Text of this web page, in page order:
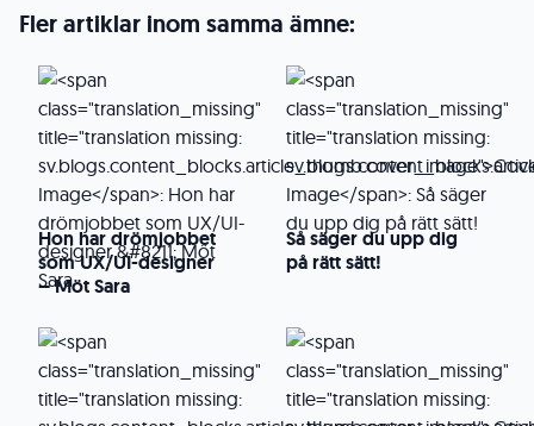
Fler artiklar inom samma ämne:
Hon har drömjobbet
som UX/UI-designer
– Möt Sara
Så säger du upp dig
på rätt sätt!